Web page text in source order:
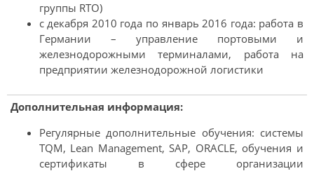
группы RTO)
с декабря 2010 года по январь 2016 года: работа в
Германии – управление портовыми и
железнодорожными терминалами, работа на
предприятии железнодорожной логистики
Дополнительная информация:
Регулярные дополнительные обучения: системы
TQM, Lean Management, SAP, ORACLE, обучения и
сертификаты в сфере организации